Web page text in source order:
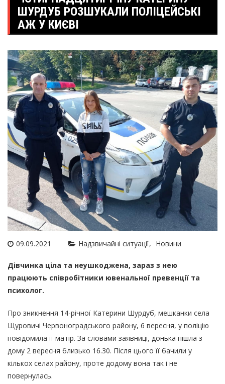
ШУРДУБ РОЗШУКАЛИ ПОЛІЦЕЙСЬКІ
АЖ У КИЄВІ
09.09.2021 Надзвичайні ситуації Новини
Дівчинка ціла та неушкоджена, зараз з нею
працюють співробітники ювенальної превенції та
психолог.
Про зникнення 14-річної Катерини Шурдуб, мешканки села
Щуровичі Червоноградського району, 6 вересня, у поліцію
повідомила її матір. За словами заявниці, донька пішла з
дому 2 вересня близько 16.30. Після цього її бачили у
кількох селах району, проте додому вона так і не
повернулась.